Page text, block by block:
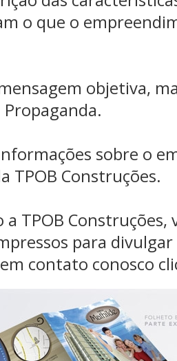
o que o
objetiva,
Propaganda.
sobre o
TPOB Construções.
a TPOB
para
contato conosco